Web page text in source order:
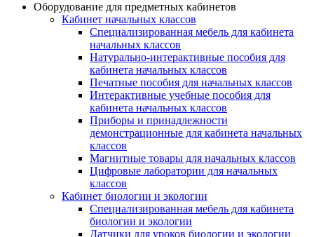
Оборудование для предметных кабинетов
Кабинет начальных классов
Специализированная мебель для кабинета
начальных классов
Натурально-интерактивные пособия для
кабинета начальных классов
Печатные пособия для начальных классов
Интерактивные учебные пособия для
кабинета начальных классов
Приборы и принадлежности
демонстрационные для кабинета начальных
классов
Магнитные товары для начальных классов
Цифровые лаборатории для начальных
классов
Кабинет биологии и экологии
Специализированная мебель для кабинета
биологии и экологии
Датчики для уроков биологии и экологии